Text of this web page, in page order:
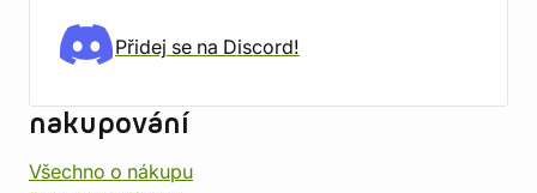
Přidej se na Discord!
nakupování
Všechno o nákupu